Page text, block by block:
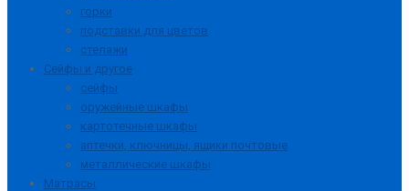
горки
подставки для цветов
стелажи
Сейфы и другое
сейфы
оружейные шкафы
картотечные шкафы
аптечки, ключницы, ящики почтовые
металлические шкафы
Матрасы